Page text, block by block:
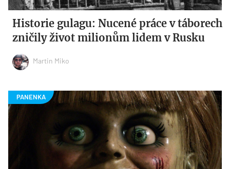
Historie gulagu: Nucené práce v táborech
zničily život milionům lidem v Rusku
Martin Miko